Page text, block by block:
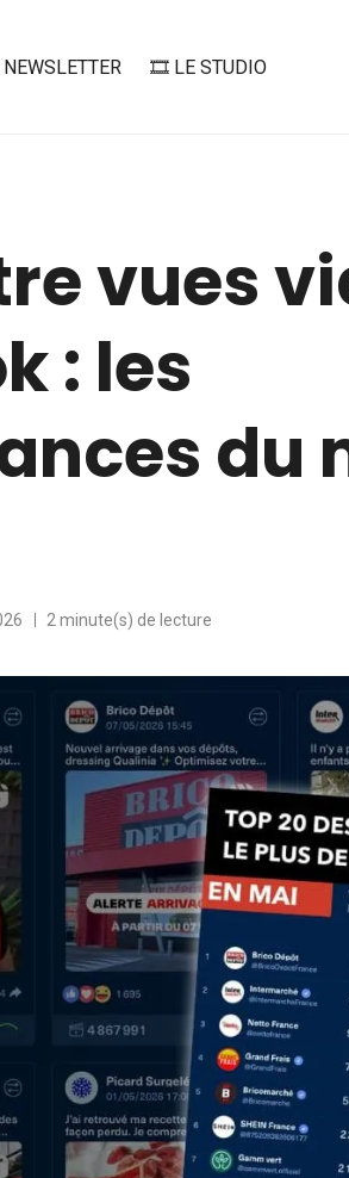
NEWSLETTER 🎞️ LE STUDIO
vues
: les
du
2 minute(s) de lecture